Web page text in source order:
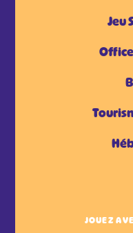
Jeu
JOUEZ